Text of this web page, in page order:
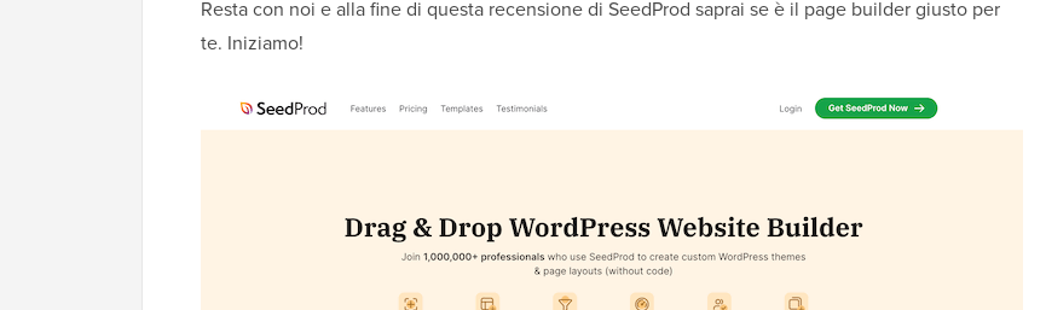
Resta con noi e alla fine di questa recensione di SeedProd saprai se è il page builder giusto per
te. Iniziamo!